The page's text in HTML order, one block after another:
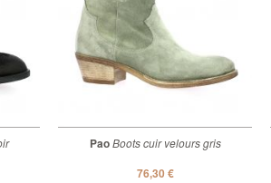
PaoBoots cuir velours gris
76,30 €